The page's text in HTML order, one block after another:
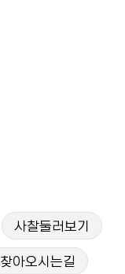
사찰둘러보기
찾아오시는길